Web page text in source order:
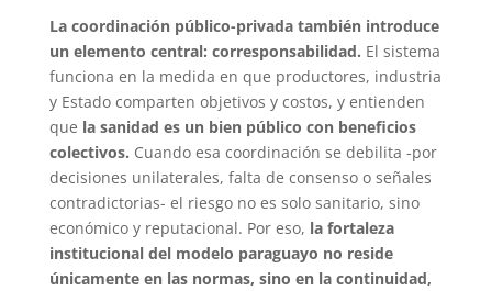
La coordinación público-privada también introduce
un elemento central: corresponsabilidad. El sistema
funciona en la medida en que productores, industria
y Estado comparten objetivos y costos, y entienden
que la sanidad es un bien público con beneficios
colectivos. Cuando esa coordinación se debilita -por
decisiones unilaterales, falta de consenso o señales
contradictorias- el riesgo no es solo sanitario, sino
económico y reputacional. Por eso, la fortaleza
institucional del modelo paraguayo no reside
únicamente en las normas, sino en la continuidad,